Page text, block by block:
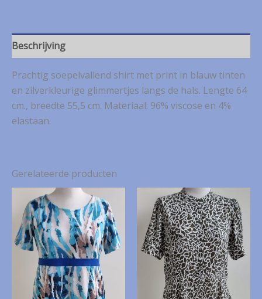
mt.
42
aantal
Beschrijving
Prachtig soepelvallend shirt met print in blauw tinten
en zilverkleurige glimmertjes langs de hals. Lengte 64
cm., breedte 55,5 cm. Materiaal: 96% viscose en 4%
elastaan.
Gerelateerde producten